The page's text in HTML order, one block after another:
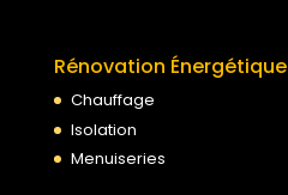
Rénovation Énergétique
Chauffage
Isolation
Menuiseries